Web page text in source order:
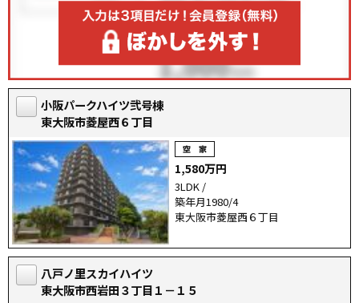
小阪パークハイツ弐号棟
東大阪市菱屋西６丁目
1,580万円
3LDK /
築年月1980/4
東大阪市菱屋西６丁目
八戸ノ里スカイハイツ
東大阪市西岩田３丁目１－１５